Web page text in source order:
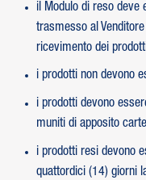
il Modulo di reso deve
trasmesso al
ricevimento dei
i prodotti non devono
i prodotti devono
muniti di apposito
i prodotti resi devono
quattordici (14) giorni